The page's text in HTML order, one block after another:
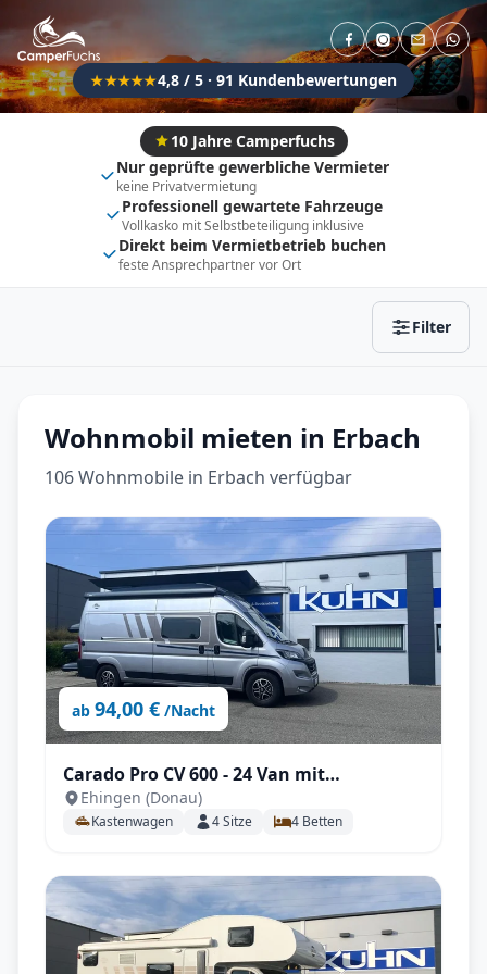
★★★★★4,8 / 5 · 91 Kundenbewertungen
10 Jahre Camperfuchs
Nur geprüfte gewerbliche Vermieter
keine Privatvermietung
Professionell gewartete Fahrzeuge
Vollkasko mit Selbstbeteiligung inklusive
Direkt beim Vermietbetrieb buchen
feste Ansprechpartner vor Ort
Filter
Flexibel (±3 Tage) Anhängerkupplung
Fahrzeugtyp
Vollintegriert Kastenwagen
Alkoven Teil-Integriert
Wohnwagen
Wohnmobil mieten in Erbach
106 Wohnmobile in Erbach verfügbar
ab 94,00 € /Nacht
Carado Pro CV 600 - 24 Van mit
Aufstelldach, TV, Automatik uvm.
Ehingen (Donau)
Kastenwagen 4Sitze 4 Betten